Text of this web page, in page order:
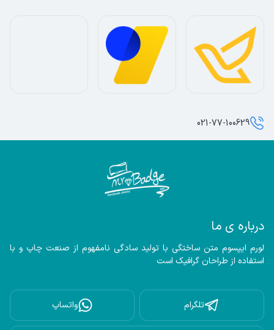
درباره ی ما
استفاده از طراحان گرافیک است
تلگرام واتساپ
021-77-100629